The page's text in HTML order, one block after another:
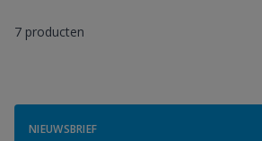
7 producten
NIEUWSBRIEF